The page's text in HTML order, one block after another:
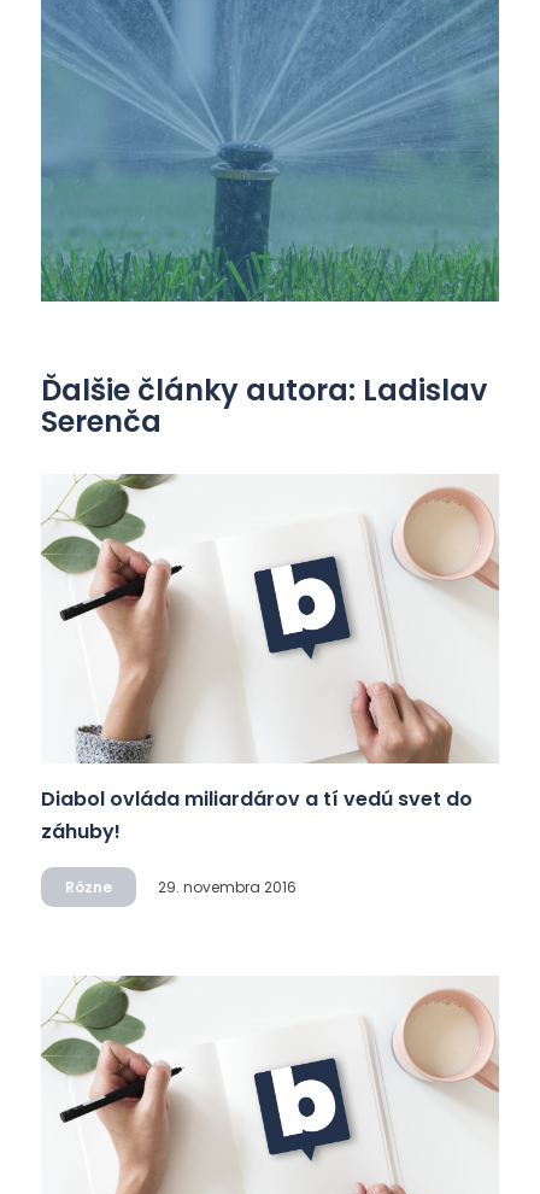
Ďalšie články autora: Ladislav
Serenča
Diabol ovláda miliardárov a tí vedú svet do
záhuby!
Rôzne 29. novembra 2016